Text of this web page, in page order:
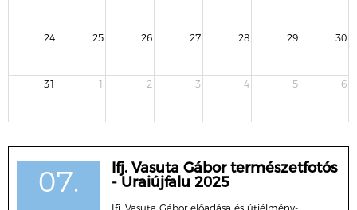
24 25 26 27 28 29 30
31 1 2 3 4 5 6
07.
Ifj. Vasuta Gábor természetfotós
- Uraiújfalu 2025